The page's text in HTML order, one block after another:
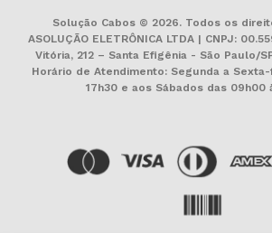
Solução Cabos © 2026. Todos os
ASOLUÇÃO ELETRÔNICA LTDA | CNPJ:
Vitória, 212 – Santa Efigênia - São Paulo/
Horário de Atendimento: Segunda a Sexta-
17h30 e aos Sábados das 09h00